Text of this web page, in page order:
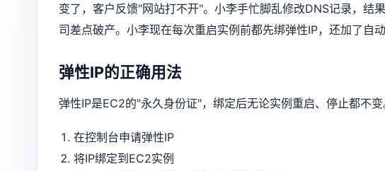
变了，客户反馈"网站打不开"。小李手忙脚乱修改DNS记录，结
司差点破产。小李现在每次重启实例前都先绑弹性IP，还加了自
弹性IP的正确用法
弹性IP是EC2的"永久身份证"，绑定后无论实例重启、停止都不
在控制台申请弹性IP
将IP绑定到EC2实例